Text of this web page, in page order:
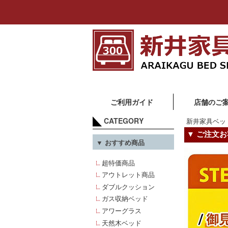
ご利用ガイド
店舗のご
CATEGORY
▼ おすすめ商品
超特価商品
アウトレット商品
ダブルクッション
ガス収納ベッド
アワーグラス
天然木ベッド
新井家具ベ
▼ ご注文お